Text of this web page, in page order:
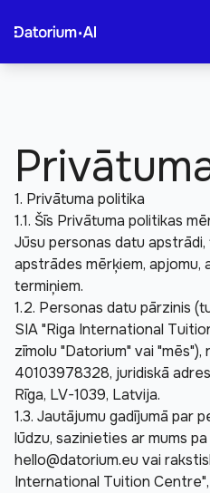
1. Privātuma politika
1.1. Šīs Privātuma politikas
Jūsu personas datu
apstrādes mērķiem, apjomu,
termiņiem.
1.2. Personas datu pārzinis
SIA "Riga International
zīmolu "Datorium" vai
40103978328, juridiskā
Rīga, LV-1039, Latvija.
1.3. Jautājumu gadījumā par
hello@datorium.eu vai
International Tuition